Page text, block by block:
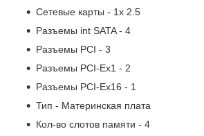
Сетевые карты - 1x 2.5
Разъемы int SATA - 4
Разъемы PCI - 3
Разъемы PCI-Ex1 - 2
Разъемы PCI-Ex16 - 1
Тип - Материнская плата
Кол-во слотов памяти - 4